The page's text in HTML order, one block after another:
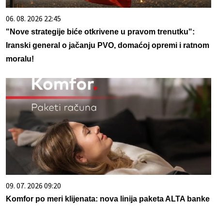
06. 08. 2026 22:45
"Nove strategije biće otkrivene u pravom trenutku":
Iranski general o jačanju PVO, domaćoj opremi i ratnom
moralu!
09. 07. 2026 09:20
Komfor po meri klijenata: nova linija paketa ALTA banke